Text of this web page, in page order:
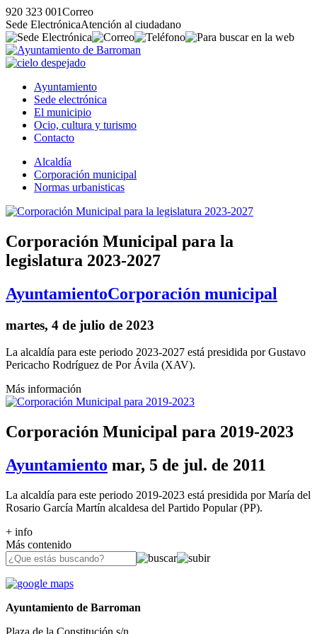
920 323 001Correo
Sede ElectrónicaAtención al ciudadano
Ayuntamiento
Sede electrónica
El municipio
Ocio, cultura y turismo
Contacto
Alcaldía
Corporación municipal
Normas urbanisticas
Corporación Municipal para la
legislatura 2023-2027
AyuntamientoCorporación municipal
martes, 4 de julio de 2023
La alcaldía para este periodo 2023-2027 está presidida por Gustavo
Pericacho Rodríguez de Por Ávila (XAV).
Más información
Corporación Municipal para 2019-2023
Ayuntamiento mar, 5 de jul. de 2011
La alcaldía para este periodo 2019-2023 está presidida por María del
Rosario García Martín alcaldesa del Partido Popular (PP).
+ info
Más contenido
Ayuntamiento de Barroman